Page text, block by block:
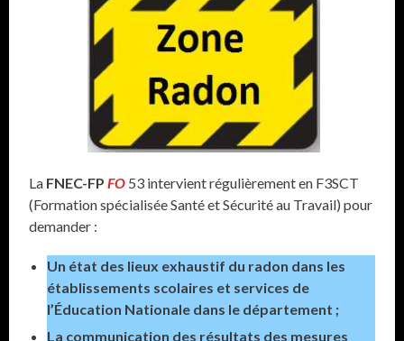
La FNEC-FP FO 53 intervient régulièrement en F3SCT
(Formation spécialisée Santé et Sécurité au Travail) pour
demander :
Un état des lieux exhaustif du radon dans les
établissements scolaires et services de
l’Éducation Nationale dans le département ;
La communication des résultats des mesures